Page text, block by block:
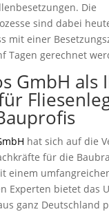
Die
sind dabei
mit einer
Tagen gerechnet
GmbH als
hat sich auf die
für die
einem
Experten bietet das
ganz Deutschland